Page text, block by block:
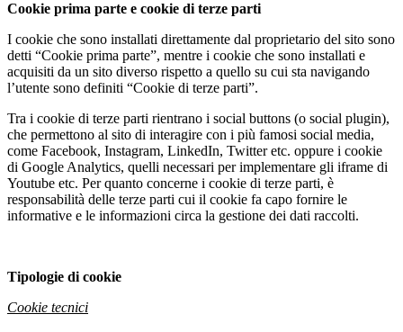
Cookie prima parte e cookie di terze parti
I cookie che sono installati direttamente dal proprietario del sito sono
detti “Cookie prima parte”, mentre i cookie che sono installati e
acquisiti da un sito diverso rispetto a quello su cui sta navigando
l’utente sono definiti “Cookie di terze parti”.
Tra i cookie di terze parti rientrano i social buttons (o social plugin),
che permettono al sito di interagire con i più famosi social media,
come Facebook, Instagram, LinkedIn, Twitter etc. oppure i cookie
di Google Analytics, quelli necessari per implementare gli iframe di
Youtube etc. Per quanto concerne i cookie di terze parti, è
responsabilità delle terze parti cui il cookie fa capo fornire le
informative e le informazioni circa la gestione dei dati raccolti.
Tipologie di cookie
Cookie tecnici